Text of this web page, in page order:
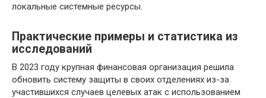
локальные системные ресурсы.
Практические примеры и статистика из
исследований
В 2023 году крупная финансовая организация решила
обновить систему защиты в своих отделениях из-за
участившихся случаев целевых атак с использованием